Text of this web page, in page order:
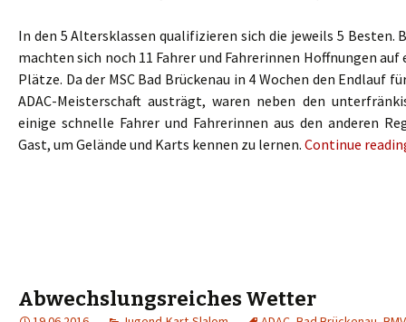
In den 5 Altersklassen qualifizieren sich die jeweils 5 Besten.
machten sich noch 11 Fahrer und Fahrerinnen Hoffnungen
Plätze. Da der MSC Bad Brückenau in 4 Wochen den Endlauf
ADAC-Meisterschaft austrägt, waren neben den
einige schnelle Fahrer und Fahrerinnen aus den anderen
Gast, um Gelände und Karts kennen zu lernen. Continue
Abwechslungsreiches Wetter